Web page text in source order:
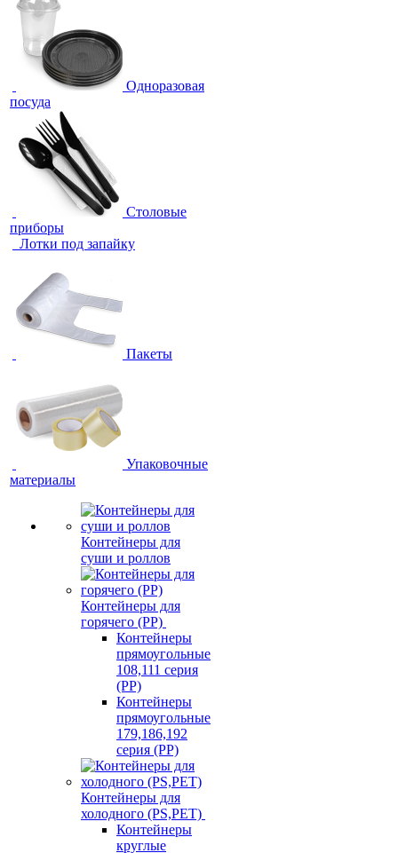
Одноразовая
посуда
Столовые
приборы
Лотки под запайку
Пакеты
Упаковочные
материалы
Контейнеры для
суши и роллов
Контейнеры для
горячего (PP)
Контейнеры
прямоугольные
108,111 серия
(PP)
Контейнеры
прямоугольные
179,186,192
серия (PP)
Контейнеры для
холодного (PS,PET)
Контейнеры
круглые